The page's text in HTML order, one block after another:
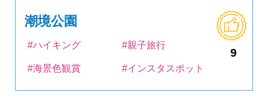
潮境公園
9
#ハイキング #親子旅行
#海景色観賞 #インスタスポット